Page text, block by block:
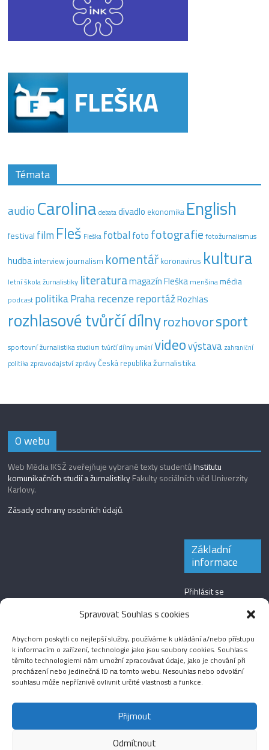
Spravovat Souhlas s cookies
Abychom poskytli co nejlepší služby, používáme k ukládání a/nebo přístupu
k informacím o zařízení, technologie jako jsou soubory cookies. Souhlas s
těmito technologiemi nám umožní zpracovávat údaje, jako je chování při
procházení nebo jedinečná ID na tomto webu. Nesouhlas nebo odvolání
souhlasu může nepříznivě ovlivnit určité vlastnosti a funkce.
Přijmout
Odmítnout
Témata
audio Carolina debata divadlo ekonomika English
festival film Fleš Fleška fotbal foto fotografie fotožurnalismus
hudba interview journalism komentář koronavirus kultura
letní škola žurnalistiky literaturamagazín Fleška menšinamédia
podcast politikaPraharecenzereportážRozhlas
rozhlasové tvůrčí dílnyrozhovorsport
sportovní žurnalistika studium tvůrčí dílny uměnívideovýstava zahraniční
politika zpravodajstvízprávyČeská republikažurnalistika
O webu
Web Média IKSŽ zveřejňuje vybrané texty studentůInstitutu
komunikačních studií a žurnalistikyFakulty sociálních věd Univerzity
Karlovy.
Zásady ochrany osobních údajů.
Základní
informace
Přihlásit se
Zdroj kanálů
Kanál komentářů
Česká lokalizace
Fotografie Audio